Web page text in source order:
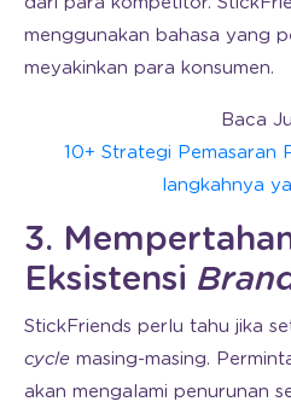
menggunakan bahasa yang
meyakinkan para konsumen.
Baca
10+ Strategi Pemasaran
langkahnya
3.
Eksistensi
StickFriends perlu tahu jika
cycle masing-masing.
akan mengalami penurunan